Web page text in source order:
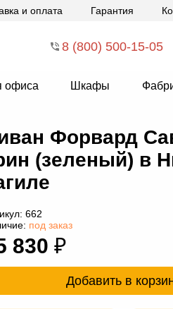
и оплата Гарантия
8 (800) 500-15-05
офиса Шкафы
Форвард
(зеленый) в
662
под заказ
830 ₽
Добавить в